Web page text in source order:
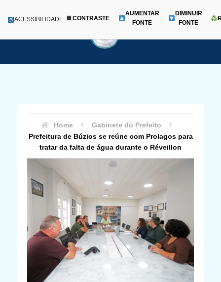
para
Menu
ACESSIBILIDADE: CONTRASTE
AUMENTAR
FONTE
DIMINUIR
FONTE
Home
Gabinete do Prefeito
Prefeitura de Búzios se reúne com Prolagos para
tratar da falta de água durante o Réveillon